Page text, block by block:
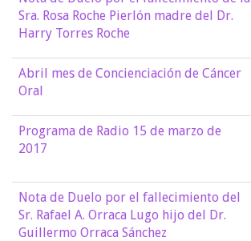
Sra. Rosa Roche Pierlón madre del Dr.
Harry Torres Roche
Abril mes de Concienciación de Cáncer
Oral
Programa de Radio 15 de marzo de
2017
Nota de Duelo por el fallecimiento del
Sr. Rafael A. Orraca Lugo hijo del Dr.
Guillermo Orraca Sánchez